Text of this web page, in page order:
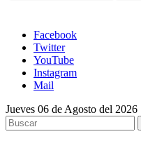
Facebook
Twitter
YouTube
Instagram
Mail
Jueves 06 de Agosto del 2026